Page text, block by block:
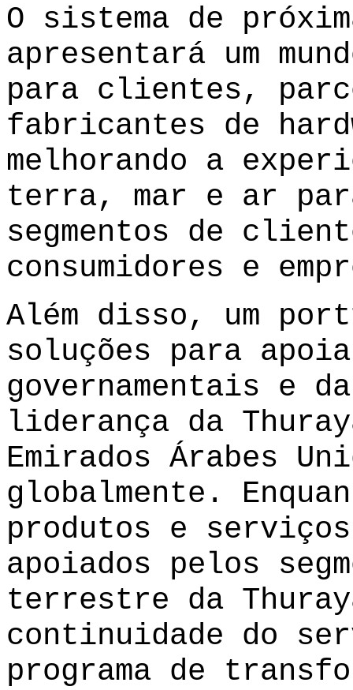
O sistema de
apresentará um
para clientes,
fabricantes de
melhorando a
terra, mar e ar
segmentos de
consumidores e
Além disso, um
soluções para
governamentais e
liderança da
Emirados Árabes
globalmente.
produtos e
apoiados pelos
terrestre da
continuidade do
programa de